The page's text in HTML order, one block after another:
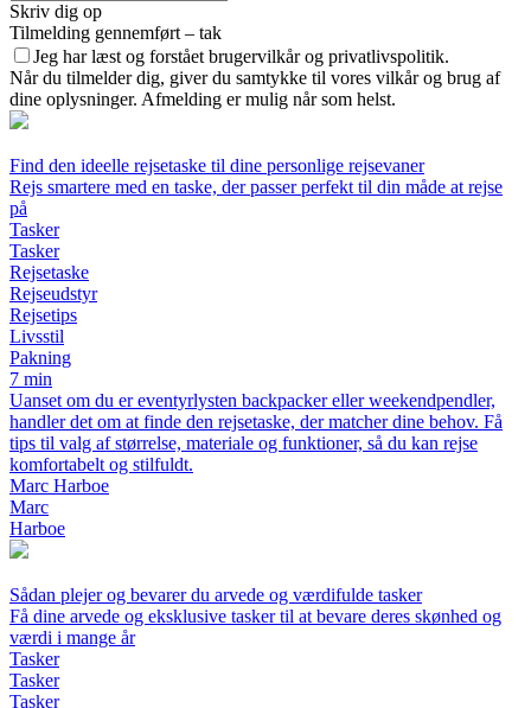
Skriv dig op
Tilmelding gennemført – tak
Jeg har læst og forstået brugervilkår og privatlivspolitik.
Når du tilmelder dig, giver du samtykke til vores vilkår og brug af
dine oplysninger. Afmelding er mulig når som helst.
Find den ideelle rejsetaske til dine personlige rejsevaner
Rejs smartere med en taske, der passer perfekt til din måde at rejse
på
Tasker
Tasker
Rejsetaske
Rejseudstyr
Rejsetips
Livsstil
Pakning
7 min
Uanset om du er eventyrlysten backpacker eller weekendpendler,
handler det om at finde den rejsetaske, der matcher dine behov. Få
tips til valg af størrelse, materiale og funktioner, så du kan rejse
komfortabelt og stilfuldt.
Marc Harboe
Marc
Harboe
Sådan plejer og bevarer du arvede og værdifulde tasker
Få dine arvede og eksklusive tasker til at bevare deres skønhed og
værdi i mange år
Tasker
Tasker
Tasker